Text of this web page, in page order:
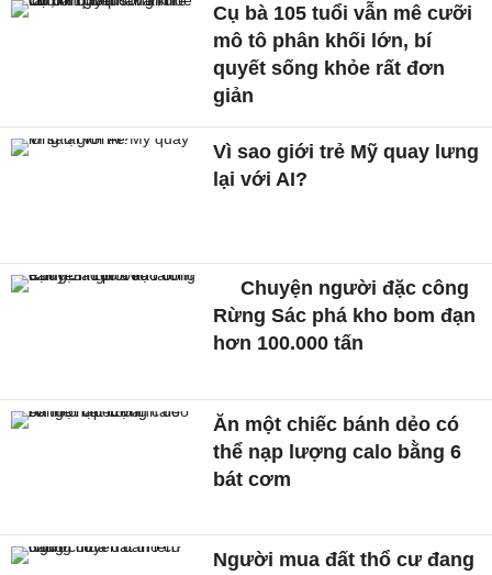
Cụ bà 105 tuổi vẫn mê cưỡi
mô tô phân khối lớn, bí
quyết sống khỏe rất đơn
giản
Vì sao giới trẻ Mỹ quay lưng
lại với AI?
Chuyện người đặc công
Rừng Sác phá kho bom đạn
hơn 100.000 tấn
Ăn một chiếc bánh dẻo có
thể nạp lượng calo bằng 6
bát cơm
Người mua đất thổ cư đang